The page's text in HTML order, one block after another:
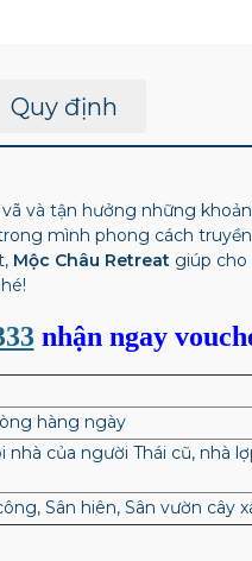
Quy định
và tận hưởng những
mình phong cách
Mộc Châu Retreatgiúp cho
nhận ngay
hàng ngày
nhà của người Thái cũ, nhà
Sân hiên, Sân vườn cây